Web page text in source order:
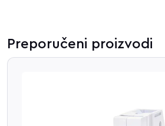
Preporučeni proizvodi